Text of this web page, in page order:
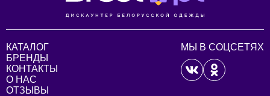
КАТАЛОГ
БРЕНДЫ
КОНТАКТЫ
О НАС
ОТЗЫВЫ
МЫ В СОЦСЕТЯХ